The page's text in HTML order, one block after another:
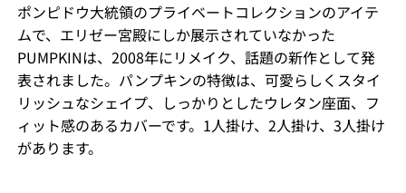
ポンピドウ大統領のプライベートコレクションのアイテ
ムで、エリゼー宮殿にしか展示されていなかった
PUMPKINは、2008年にリメイク、話題の新作として発
表されました。パンプキンの特徴は、可愛らしくスタイ
リッシュなシェイプ、しっかりとしたウレタン座面、フ
ィット感のあるカバーです。1人掛け、2人掛け、3人掛け
があります。